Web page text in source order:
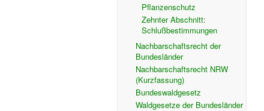
Pflanzenschutz
Zehnter Abschnitt:
Schlußbestimmungen
Nachbarschaftsrecht der
Bundesländer
Nachbarschaftsrecht NRW
(Kurzfassung)
Bundeswaldgesetz
Waldgesetze der Bundesländer